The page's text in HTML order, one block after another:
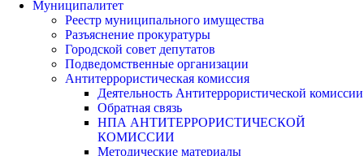
Муниципалитет
Реестр муниципального имущества
Разъяснение прокуратуры
Городской совет депутатов
Подведомственные организации
Антитеррористическая комиссия
Деятельность Антитеррористической комиссии
Обратная связь
НПА АНТИТЕРРОРИСТИЧЕСКОЙ
КОМИССИИ
Методические материалы